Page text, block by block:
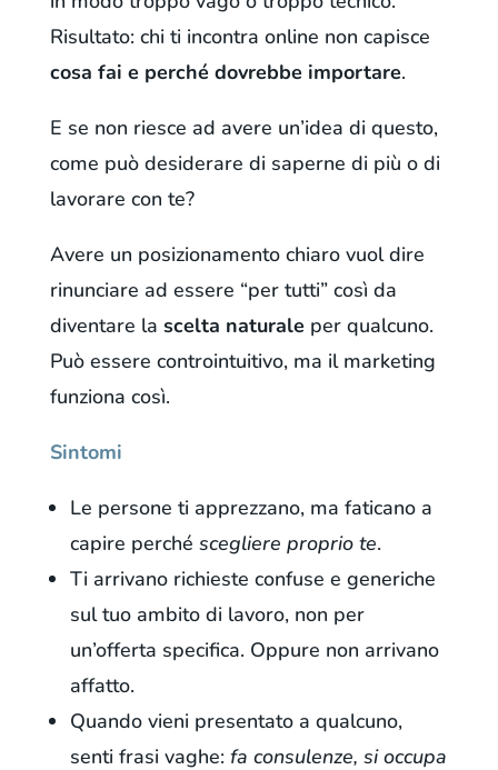
Risultato: chi ti incontra online non capisce
cosa fai e perché dovrebbe importare.
E se non riesce ad avere un’idea di questo,
come può desiderare di saperne di più o di
lavorare con te?
Avere un posizionamento chiaro vuol dire
rinunciare ad essere “per tutti” così da
diventare la scelta naturale per qualcuno.
Può essere controintuitivo, ma il marketing
funziona così.
Sintomi
Le persone ti apprezzano, ma faticano a
capire perché scegliere proprio te.
Ti arrivano richieste confuse e generiche
sul tuo ambito di lavoro, non per
un’offerta specifica. Oppure non arrivano
affatto.
Quando vieni presentato a qualcuno,
senti frasi vaghe: fa consulenze, si occupa